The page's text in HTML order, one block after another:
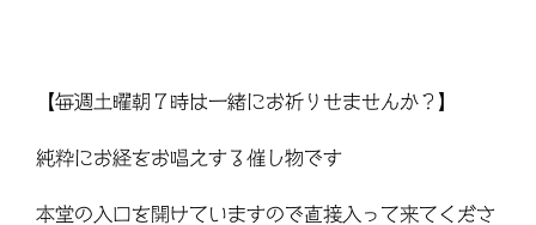
【毎週土曜朝７時は一緒にお祈りせませんか？】
純粋にお経をお唱えする催し物です
本堂の入口を開けていますので直接入って来てくださ